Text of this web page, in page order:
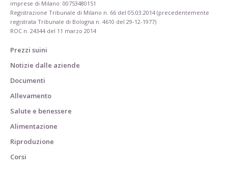
imprese di Milano: 00753480151
Registrazione Tribunale di Milano n. 66 del 05.03.2014 (precedentemente
registrata Tribunale di Bologna n. 4610 del 29-12-1977)
ROC n. 24344 del 11 marzo 2014
Prezzi suini
Notizie dalle aziende
Documenti
Allevamento
Salute e benessere
Alimentazione
Riproduzione
Corsi